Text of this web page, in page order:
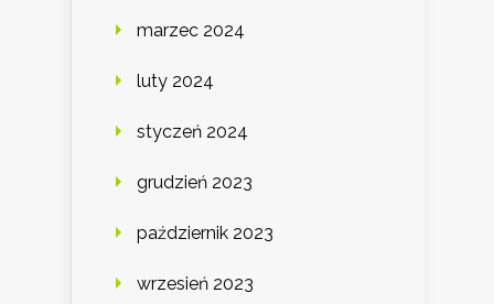
marzec 2024
luty 2024
styczeń 2024
grudzień 2023
październik 2023
wrzesień 2023